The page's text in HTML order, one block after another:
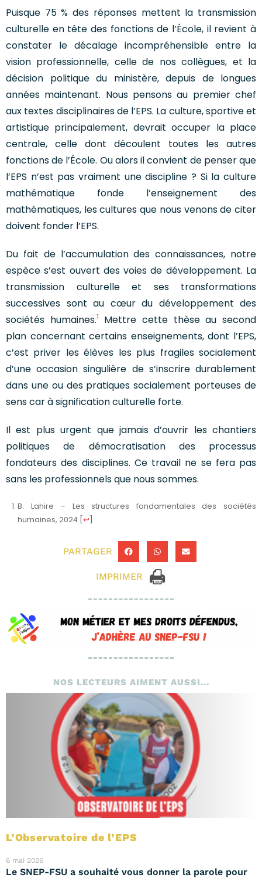
Puisque 75 % des réponses mettent la transmission
culturelle en tête des fonctions de l’École, il revient à
constater le décalage incompréhensible entre la
vision professionnelle, celle de nos collègues, et la
décision politique du ministère, depuis de longues
années maintenant. Nous pensons au premier chef
aux textes disciplinaires de l’EPS. La culture, sportive et
artistique principalement, devrait occuper la place
centrale, celle dont découlent toutes les autres
fonctions de l’École. Ou alors il convient de penser que
l’EPS n’est pas vraiment une discipline ? Si la culture
mathématique fonde l’enseignement des
mathématiques, les cultures que nous venons de citer
doivent fonder l’EPS.
Du fait de l’accumulation des connaissances, notre
espèce s’est ouvert des voies de développement. La
transmission culturelle et ses transformations
successives sont au cœur du développement des
sociétés humaines.1
Mettre cette thèse au second
plan concernant certains enseignements, dont l’EPS,
c’est priver les élèves les plus fragiles socialement
d’une occasion singulière de s’inscrire durablement
dans une ou des pratiques socialement porteuses de
sens car à signification culturelle forte.
Il est plus urgent que jamais d’ouvrir les chantiers
politiques de démocratisation des processus
fondateurs des disciplines. Ce travail ne se fera pas
sans les professionnels que nous sommes.
B. Lahire – Les structures fondamentales des sociétés
humaines, 2024 ↩
PARTAGER
IMPRIMER
NOS LECTEURS AIMENT AUSSI...
L’Observatoire de l’EPS
6 mai 2026
Le SNEP-FSU a souhaité vous donner la parole pour